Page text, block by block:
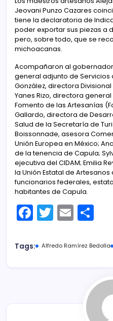
Jeovani Punzo Cazares
tiene la declaratoria de
poder exportar sus piezas a
pero, sobre todo, que se
michoacanas.
Acompañaron al
general adjunto de Servicios
González, directora
Yanes Rizo, directora
Fomento de las Artesanías
Gallardo, directora de
Salud de la Secretaría de
Boissonnade, asesora
Unión Europea en México;
de la tenencia de Capula;
ejecutiva del CIDAM; Emilia
la Unión Estatal de
funcionarios federales,
habitantes de Capula.
F
a
c
T
w
itt
E
m
ai m
ar
tir
Tags: Alfredo Ramírez Bedolla